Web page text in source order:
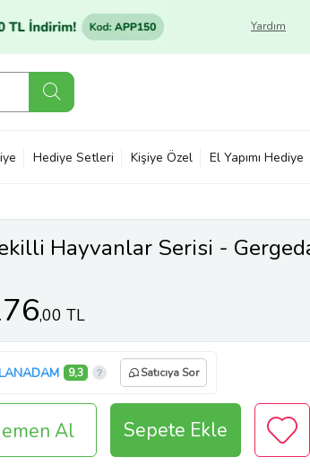
Yardım
Hediye Setleri Kişiye Özel El Yapımı Hediye
Hayvanlar Serisi -
,00 TL
9,3 Satıcıya Sor
Al Sepete Ekle